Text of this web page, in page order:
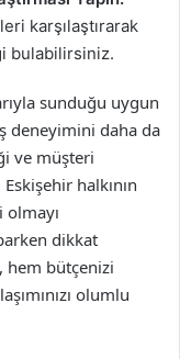
karşılaştırarak
bulabilirsiniz.
sunduğu uygun
deneyimini daha da
ve müşteri
halkının
olmayı
dikkat
hem bütçenizi
olumlu